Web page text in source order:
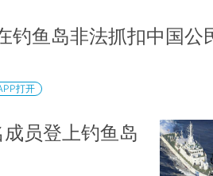
钓鱼岛非法抓扣中国公
打开
员登上钓鱼岛